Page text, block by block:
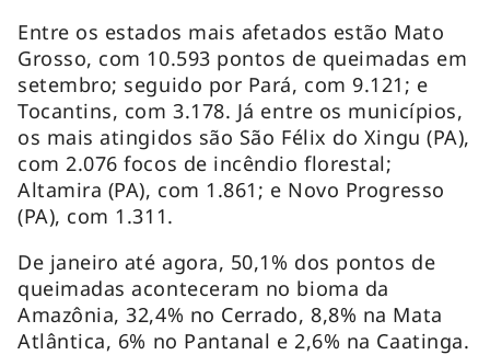
Entre os estados mais afetados estão Mato
Grosso, com 10.593 pontos de queimadas em
setembro; seguido por Pará, com 9.121; e
Tocantins, com 3.178. Já entre os municípios,
os mais atingidos são São Félix do Xingu (PA),
com 2.076 focos de incêndio florestal;
Altamira (PA), com 1.861; e Novo Progresso
(PA), com 1.311.
De janeiro até agora, 50,1% dos pontos de
queimadas aconteceram no bioma da
Amazônia, 32,4% no Cerrado, 8,8% na Mata
Atlântica, 6% no Pantanal e 2,6% na Caatinga.